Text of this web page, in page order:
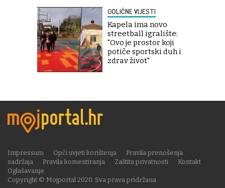
ODLIČNE VIJESTI
Kapela ima novo
streetball igralište:
"Ovo je prostor koji
potiče sportski duh i
zdrav život"
Copyright © Mojportal 2020. Sva prava pridržana.
Impressum Opći uvjeti korištenja
Pravila prenošenja
sadržaja
Pravila komentiranja Zaštita privatnosti
Kontakt
Oglašavanje